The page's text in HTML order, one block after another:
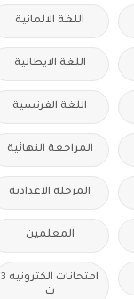
اللغة الالمانية
اللغة الايطالية
اللغة الفرنسية
المراجعة النهائية
المرحلة الاعدادية
المعلمين
امتحانات الكترونيه 3
ث